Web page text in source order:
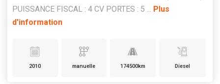
PUISSANCE FISCAL : 4 CV PORTES : 5 ... Plus
d'information
2010 manuelle 174500km Diesel